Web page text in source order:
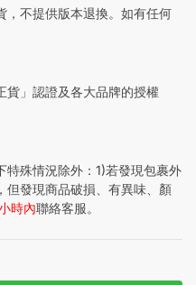
，不提供版本退換。如有任何
貨」認證及各大品牌的授權
特殊情況除外：1)若發現包裹外
但發現商品破損、有異味、顏
時內聯絡客服。